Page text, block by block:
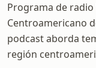
Programa de
Centroamericano
podcast aborda
región